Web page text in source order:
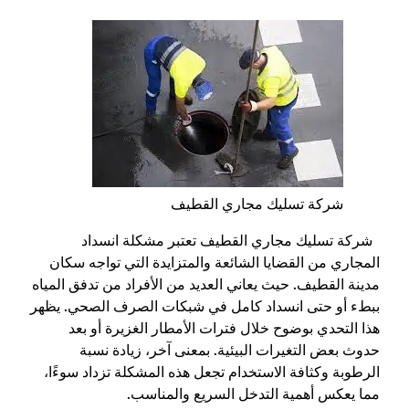
شركة تسليك مجاري القطيف
شركة تسليك مجاري القطيف تعتبر مشكلة انسداد
المجاري من القضايا الشائعة والمتزايدة التي تواجه سكان
مدينة القطيف. حيث يعاني العديد من الأفراد من تدفق المياه
ببطء أو حتى انسداد كامل في شبكات الصرف الصحي. يظهر
هذا التحدي بوضوح خلال فترات الأمطار الغزيرة أو بعد
حدوث بعض التغيرات البيئية. بمعنى آخر، زيادة نسبة
الرطوبة وكثافة الاستخدام تجعل هذه المشكلة تزداد سوءًا،
مما يعكس أهمية التدخل السريع والمناسب.